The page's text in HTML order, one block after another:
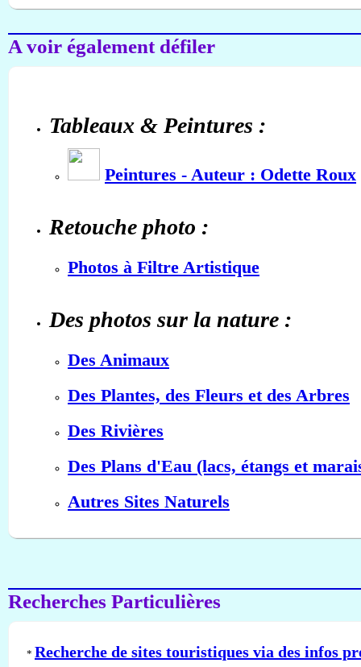
A voir également défiler
Tableaux & Peintures :
Peintures - Auteur : Odette Roux
Retouche photo :
Photos à Filtre Artistique
Des photos sur la nature :
Des Animaux
Des Plantes, des Fleurs et des Arbres
Des Rivières
Des Plans d'Eau (lacs, étangs et
Autres Sites Naturels
Recherches Particulières
* Recherche de sites touristiques via des infos